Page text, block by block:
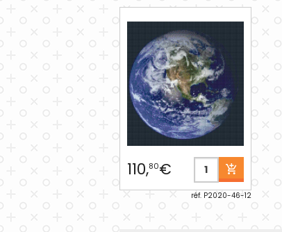
110,80€
réf. P2020-46-12